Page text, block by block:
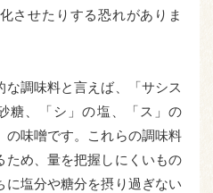
させたりする恐れがありま
な調味料と言えば、「サシス
糖、「シ」の塩、「ス」の
の味噌です。これらの調味料
ため、量を把握しにくいもの
に塩分や糖分を摂り過ぎない